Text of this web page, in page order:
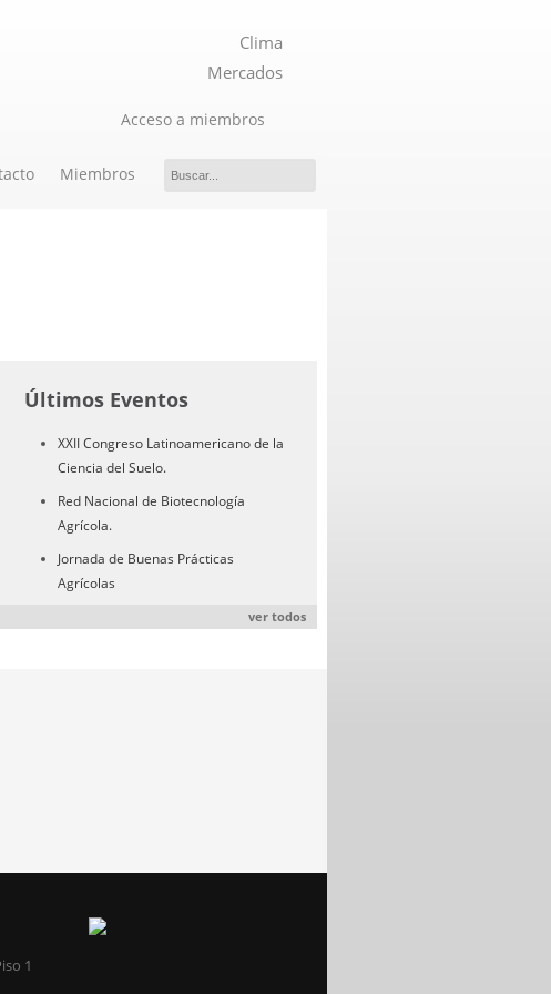
Clima
Mercados
Acceso a miembros
Miembros
Últimos Eventos
XXII Congreso Latinoamericano de la
Ciencia del Suelo.
Red Nacional de Biotecnología
Agrícola.
Jornada de Buenas Prácticas
Agrícolas
ver todos
1